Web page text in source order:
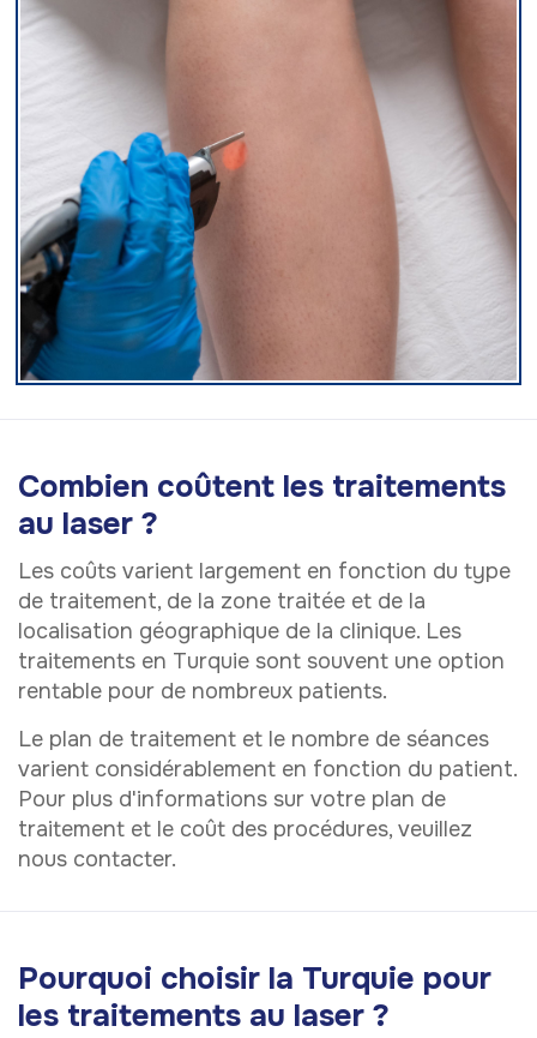
Combien coûtent les traitements
au laser ?
Les coûts varient largement en fonction du type
de traitement, de la zone traitée et de la
localisation géographique de la clinique. Les
traitements en Turquie sont souvent une option
rentable pour de nombreux patients.
Le plan de traitement et le nombre de séances
varient considérablement en fonction du patient.
Pour plus d'informations sur votre plan de
traitement et le coût des procédures, veuillez
nous contacter.
Pourquoi choisir la Turquie pour
les traitements au laser ?